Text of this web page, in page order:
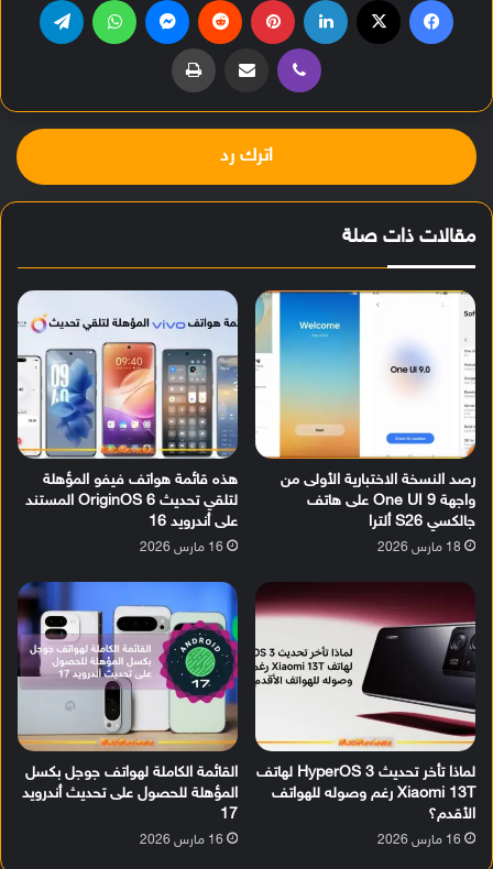
ڤايبر مشاركة عبر البريد طباعة
اترك رد
مقالات ذات صلة
رصد النسخة الاختبارية الأولى من
واجهة One UI 9 على هاتف
جالكسي S26 ألترا
18 مارس 2026
هذه قائمة هواتف فيفو المؤهلة
لتلقي تحديث OriginOS 6 المستند
على أندرويد 16
16 مارس 2026
لماذا تأخر تحديث HyperOS 3 لهاتف
Xiaomi 13T رغم وصوله للهواتف
الأقدم؟
16 مارس 2026
القائمة الكاملة لهواتف جوجل بكسل
المؤهلة للحصول على تحديث أندرويد
17
16 مارس 2026